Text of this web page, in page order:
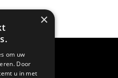
×
om uw
Door
u in met